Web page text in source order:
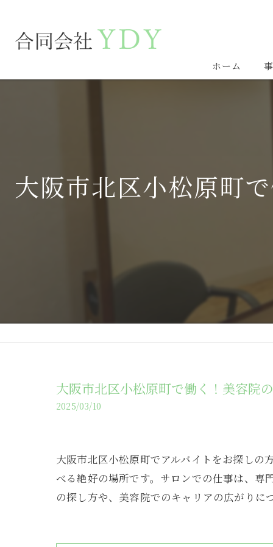
ホーム
大阪市北区小松原町
大阪市北区小松原町で働く！美容院
2025/03/10
大阪市北区小松原町でアルバイトをお探し
べる絶好の場所です。サロンでの仕事は、専
の探し方や、美容院でのキャリアの広がりに